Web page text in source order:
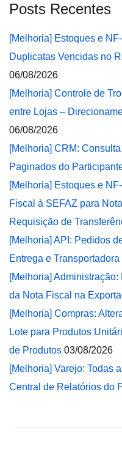
Posts Recentes
[Melhoria] Estoques e
Duplicatas Vencidas no
06/08/2026
[Melhoria] Controle de
entre Lojas –
06/08/2026
[Melhoria] CRM:
Paginados do
[Melhoria] Estoques e
Fiscal à SEFAZ para
Requisição de
[Melhoria] API: Pedidos
Entrega e Transportadora
[Melhoria]
da Nota Fiscal na
[Melhoria] Compras:
Lote para Produtos
de Produtos 03/08/2026
[Melhoria] Varejo: Todas
Central de Relatórios do